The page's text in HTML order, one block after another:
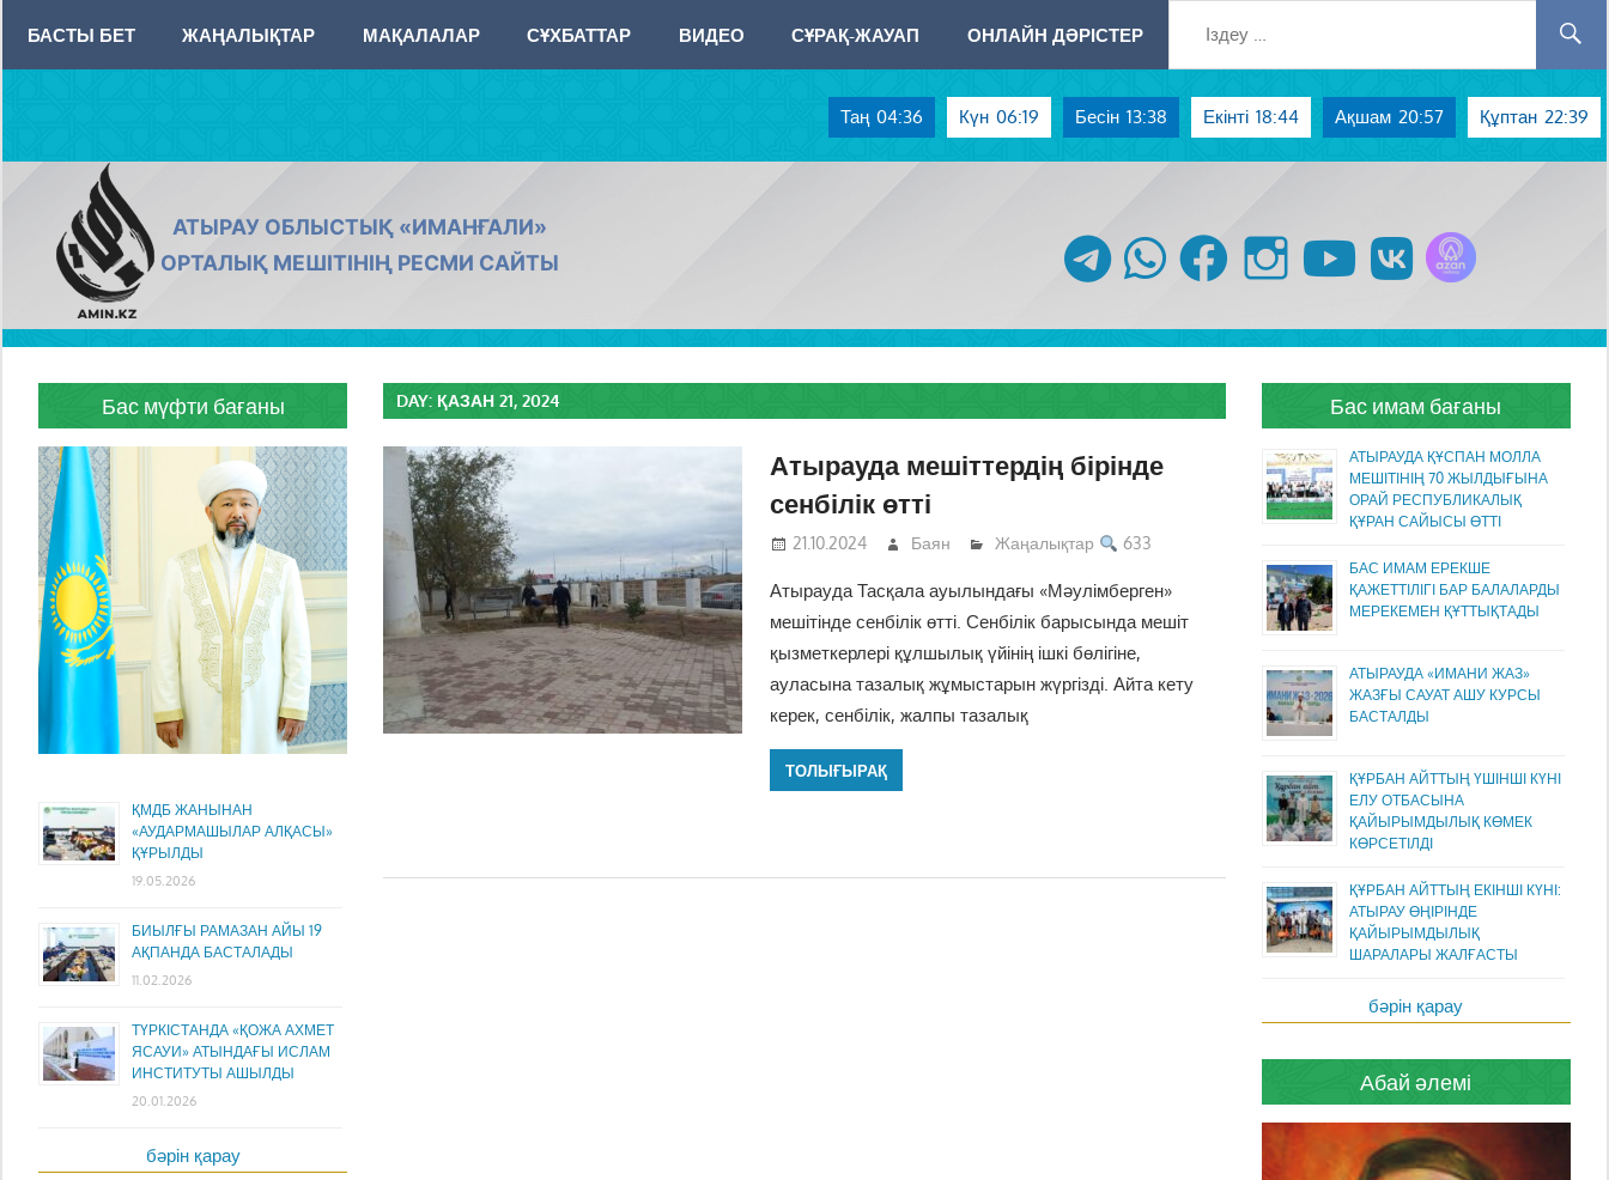
content
БАСТЫ БЕТ ЖАҢАЛЫҚТАР МАҚАЛАЛАР СҰХБАТТАР ВИДЕО СҰРАҚ-ЖАУАП ОНЛАЙН ДӘРІСТЕР
Таң 04:36 Күн 06:19 Бесін 13:38 Екінті 18:44 Ақшам 20:57 Құптан 22:39
AMIN.KZ
АТЫРАУ ОБЛЫСТЫҚ «ИМАНҒАЛИ»
ОРТАЛЫҚ МЕШІТІНІҢ РЕСМИ САЙТЫ
telegram whatsapp facebook instagram youtubevk
DAY: ҚАЗАН 21, 2024
Атырауда мешіттердің бірінде
сенбілік өтті
21.10.2024 Баян Жаңалықтар 633
Атырауда Тасқала ауылындағы «Мәулімберген»
мешітінде сенбілік өтті. Сенбілік барысында мешіт
қызметкерлері құлшылық үйінің ішкі бөлігіне,
ауласына тазалық жұмыстарын жүргізді. Айта кету
керек, сенбілік, жалпы тазалық
ТОЛЫҒЫРАҚ
Бас мүфти бағаны
ҚМДБ ЖАНЫНАН
«АУДАРМАШЫЛАР АЛҚАСЫ»
ҚҰРЫЛДЫ
19.05.2026
БИЫЛҒЫ РАМАЗАН АЙЫ 19
АҚПАНДА БАСТАЛАДЫ
11.02.2026
ТҮРКІСТАНДА «ҚОЖА АХМЕТ
ЯСАУИ» АТЫНДАҒЫ ИСЛАМ
ИНСТИТУТЫ АШЫЛДЫ
20.01.2026
бәрін қарау
Бас имам бағаны
АТЫРАУДА ҚҰСПАН МОЛЛА
МЕШІТІНІҢ 70 ЖЫЛДЫҒЫНА
ОРАЙ РЕСПУБЛИКАЛЫҚ
ҚҰРАН САЙЫСЫ ӨТТІ
БАС ИМАМ ЕРЕКШЕ
ҚАЖЕТТІЛІГІ БАР БАЛАЛАРДЫ
МЕРЕКЕМЕН ҚҰТТЫҚТАДЫ
АТЫРАУДА «ИМАНИ ЖАЗ»
ЖАЗҒЫ САУАТ АШУ КУРСЫ
БАСТАЛДЫ
ҚҰРБАН АЙТТЫҢ ҮШІНШІ КҮНІ
ЕЛУ ОТБАСЫНА
ҚАЙЫРЫМДЫЛЫҚ КӨМЕК
КӨРСЕТІЛДІ
ҚҰРБАН АЙТТЫҢ ЕКІНШІ КҮНІ:
АТЫРАУ ӨҢІРІНДЕ
ҚАЙЫРЫМДЫЛЫҚ
ШАРАЛАРЫ ЖАЛҒАСТЫ
бәрін қарау
Абай әлемі